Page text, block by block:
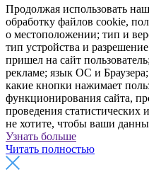
Продолжая использовать
обработку файлов cookie,
о местоположении; тип и
тип устройства и
пришел на сайт
рекламе; язык ОС и
какие кнопки нажимает
функционирования сайта,
проведения статистических
не хотите, чтобы ваши
Узнать больше
Читать полностью